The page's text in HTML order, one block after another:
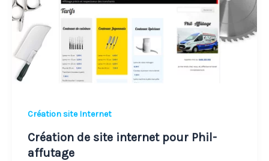
Création site Internet
Création de site internet pour Phil-
affutage
affutage